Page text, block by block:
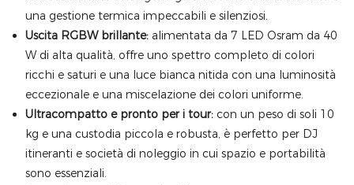
una gestione termica impeccabili e silenziosi.
Uscita RGBW brillante:alimentata da 7 LED Osram da 40
W di alta qualità, offre uno spettro completo di colori
ricchi e saturi e una luce bianca nitida con una luminosità
eccezionale e una miscelazione dei colori uniforme.
Ultracompatto e pronto per i tour:con un peso di soli 10
kg e una custodia piccola e robusta, è perfetto per DJ
itineranti e società di noleggio in cui spazio e portabilità
sono essenziali.